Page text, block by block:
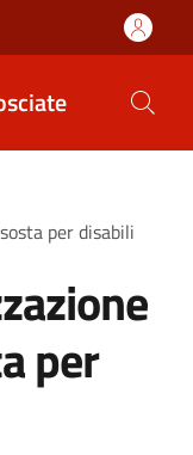
per disabili
per